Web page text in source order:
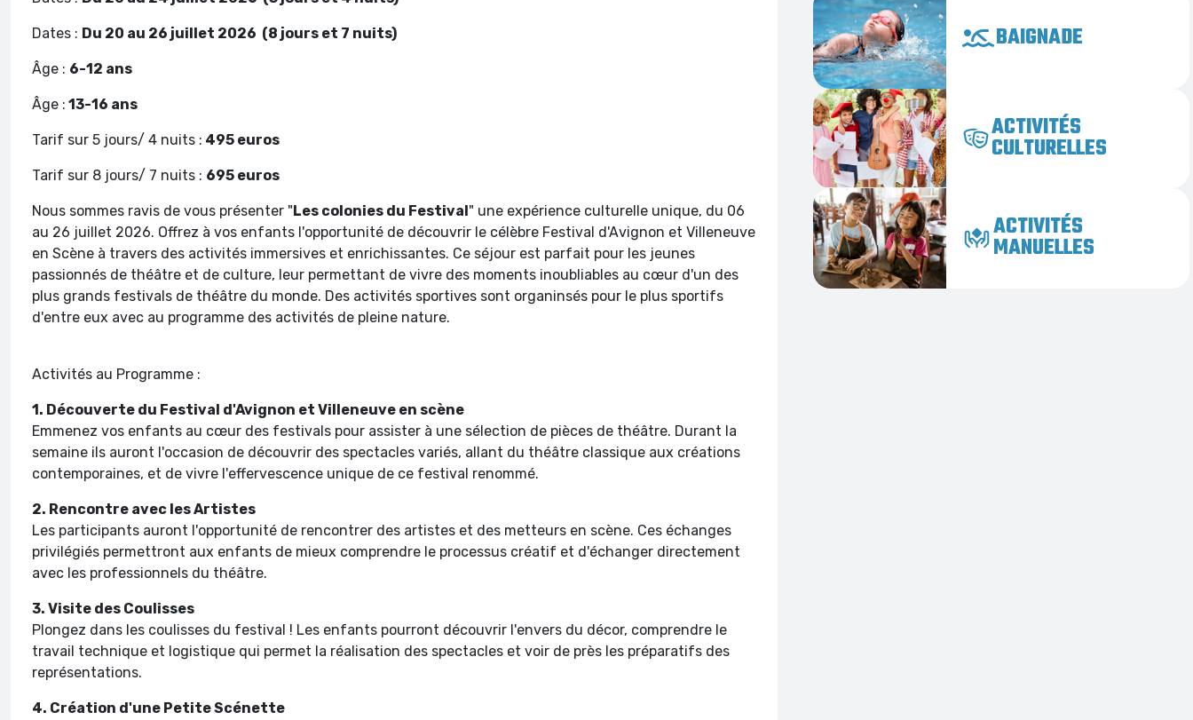
Dates : Du 20 au 26 juillet 2026 (8 jours et 7 nuits)
Âge : 6-12 ans
Âge : 13-16 ans
Tarif sur 5 jours/ 4 nuits : 495 euros
Tarif sur 8 jours/ 7 nuits : 695 euros
Nous sommes ravis de vous présenter " Les colonies du Festival " une expérience culturelle unique, du 06
au 26 juillet 2026. Offrez à vos enfants l'opportunité de découvrir le célèbre Festival d'Avignon et Villeneuve
en Scène à travers des activités immersives et enrichissantes. Ce séjour est parfait pour les jeunes
passionnés de théâtre et de culture, leur permettant de vivre des moments inoubliables au cœur d'un des
plus grands festivals de théâtre du monde. Des activités sportives sont organinsés pour le plus sportifs
d'entre eux avec au programme des activités de pleine nature.
Activités au Programme :
1. Découverte du Festival d'Avignon et Villeneuve en scène
Emmenez vos enfants au cœur des festivals pour assister à une sélection de pièces de théâtre. Durant la
semaine ils auront l'occasion de découvrir des spectacles variés, allant du théâtre classique aux créations
contemporaines, et de vivre l'effervescence unique de ce festival renommé.
2. Rencontre avec les Artistes
Les participants auront l'opportunité de rencontrer des artistes et des metteurs en scène. Ces échanges
privilégiés permettront aux enfants de mieux comprendre le processus créatif et d'échanger directement
avec les professionnels du théâtre.
3. Visite des Coulisses
Plongez dans les coulisses du festival ! Les enfants pourront découvrir l'envers du décor, comprendre le
travail technique et logistique qui permet la réalisation des spectacles et voir de près les préparatifs des
représentations.
4. Création d'une Petite Scénette
BAIGNADE
ACTIVITÉS
CULTURELLES
ACTIVITÉS
MANUELLES